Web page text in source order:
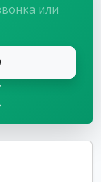
или